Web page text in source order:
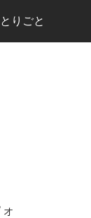
りごと